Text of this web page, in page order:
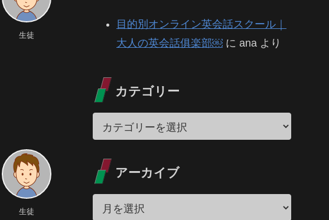
生徒
生徒
目的別オンライン英会話スクール｜
大人の英会話俱楽部￼ に ana より
カテゴリー
アーカイブ